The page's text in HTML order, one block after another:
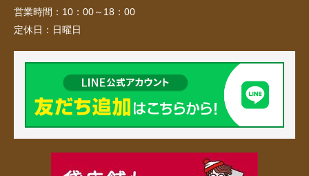
営業時間： 10：00～18：00
定休日： 日曜日